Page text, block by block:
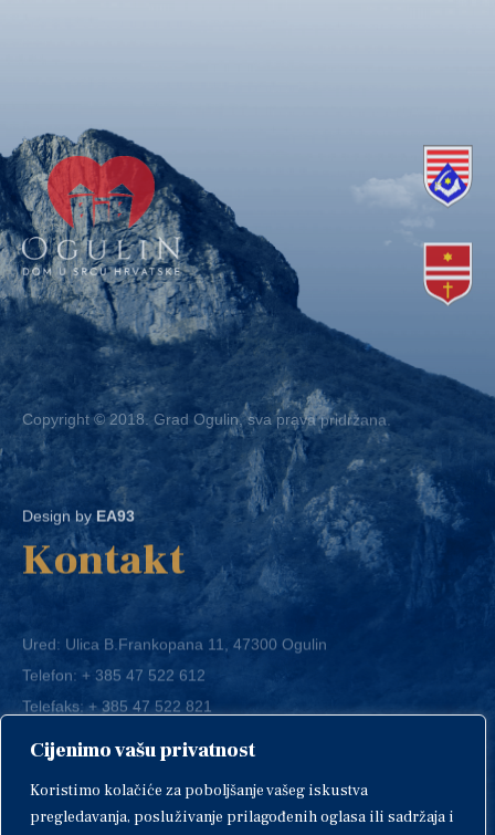
Cijenimo vašu privatnost
Koristimo kolačiće za poboljšanje vašeg iskustva
pregledavanja, posluživanje prilagođenih oglasa ili sadržaja i
Copyright © 2018. Grad Ogulin, sva prava pridržana.
Design byEA93
Kontakt
Ured: Ulica B.Frankopana 11, 47300 Ogulin
Telefon:+ 385 47 522 612
Telefaks:+ 385 47 522 821
E-mail:grad-ogulin@ogulin.hr